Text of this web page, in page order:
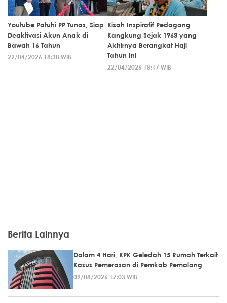
Youtube Patuhi PP Tunas, Siap
Deaktivasi Akun Anak di
Bawah 16 Tahun
22/04/2026 18:38 WIB
Kisah Inspiratif Pedagang
Kangkung Sejak 1963 yang
Akhirnya Berangkat Haji
Tahun Ini
22/04/2026 18:17 WIB
Berita Lainnya
Dalam 4 Hari, KPK Geledah 15 Rumah Terkait
Kasus Pemerasan di Pemkab Pemalang
09/08/2026 17:03 WIB